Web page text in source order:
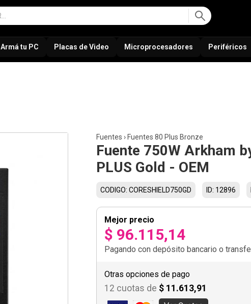
Armá tu PC Placas de Video Microprocesadores Periféricos
Fuentes › Fuentes 80 Plus Bronze
Fuente 750W Arkham
PLUS Gold - OEM
CODIGO: CORESHIELD750GD ID: 12896
Mejor precio
$ 96.115,14
Pagando con depósito bancario o
Otras opciones de pago
12 cuotas de $ 11.613,91